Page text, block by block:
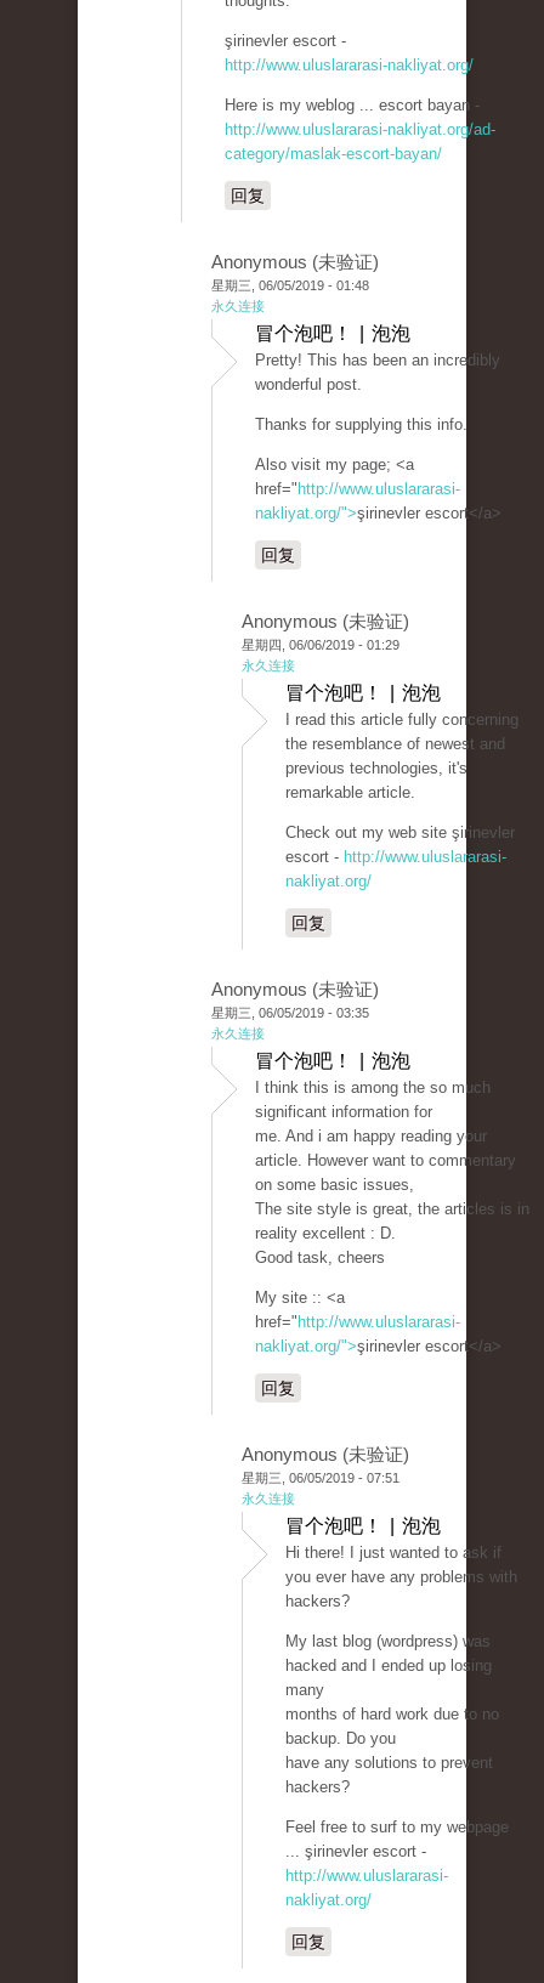
şirinevler escort -
http://www.uluslararasi-nakliyat.org/
Here is my weblog ... escort bayan -
http://www.uluslararasi-nakliyat.org/ad-
category/maslak-escort-bayan/
回复
Anonymous (未验证)
星期三, 06/05/2019 - 01:48
永久连接
冒个泡吧！ | 泡泡
Pretty! This has been an incredibly
wonderful post.
Thanks for supplying this info.
Also visit my page; <a
href=" http://www.uluslararasi-
nakliyat.org/">şirinevler escort</a>
回复
Anonymous (未验证)
星期四, 06/06/2019 - 01:29
永久连接
冒个泡吧！ | 泡泡
I read this article fully concerning
the resemblance of newest and
previous technologies, it's
remarkable article.
Check out my web site şirinevler
escort - http://www.uluslararasi-
nakliyat.org/
回复
Anonymous (未验证)
星期三, 06/05/2019 - 03:35
永久连接
冒个泡吧！ | 泡泡
I think this is among the so much
significant information for
me. And i am happy reading your
article. However want to commentary
on some basic issues,
The site style is great, the articles is in
reality excellent : D.
Good task, cheers
My site :: <a
href=" http://www.uluslararasi-
nakliyat.org/">şirinevler escort</a>
回复
Anonymous (未验证)
星期三, 06/05/2019 - 07:51
永久连接
冒个泡吧！ | 泡泡
Hi there! I just wanted to ask if
you ever have any problems with
hackers?
My last blog (wordpress) was
hacked and I ended up losing
many
months of hard work due to no
backup. Do you
have any solutions to prevent
hackers?
Feel free to surf to my webpage
... şirinevler escort -
http://www.uluslararasi-
nakliyat.org/
回复